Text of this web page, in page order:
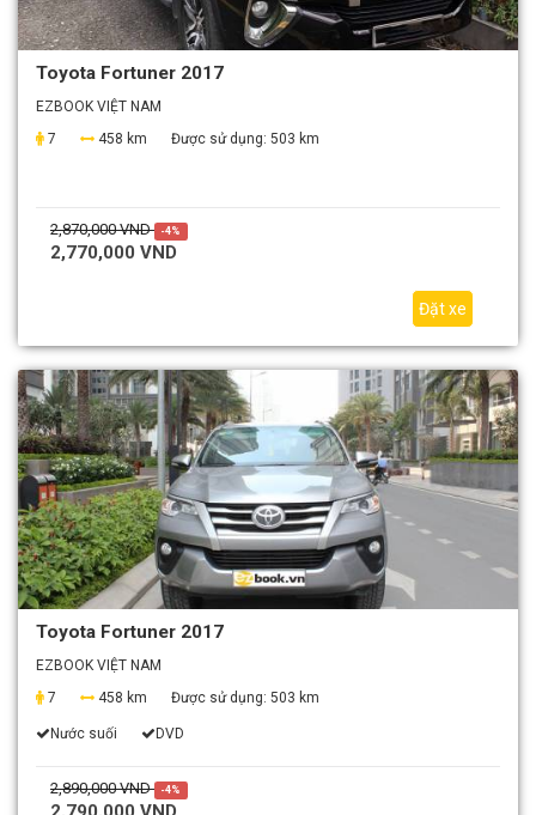
Toyota Fortuner 2017
EZBOOK VIỆT NAM
7
458 km Được sử dụng: 503 km
2,870,000 VND -4%
2,770,000 VND
Đặt xe
Toyota Fortuner 2017
EZBOOK VIỆT NAM
7
458 km Được sử dụng: 503 km
Nước suối DVD
2,890,000 VND -4%